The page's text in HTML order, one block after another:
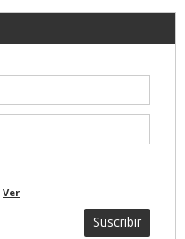
Ver
Suscribir